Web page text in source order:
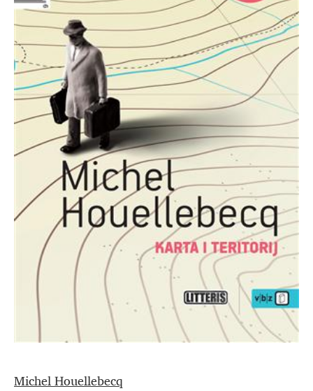
Michel Houellebecq